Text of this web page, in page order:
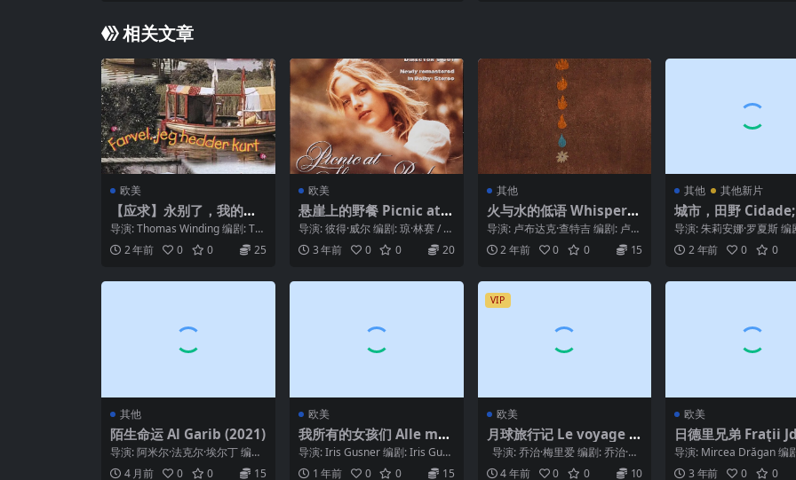
相关文章
欧美
【应求】永别了，我的名
字是库尔特 Farvel, jeg h
edder Kurt (1969)
导演: Thomas Winding 编剧: Th
omas Winding 主演...
2 年前 0 0 25
欧美
悬崖上的野餐 Picnic at
Hanging Rock (1975)
导演: 彼得·威尔 编剧: 琼·林赛 / 克
利夫·格林 主演: 瑞秋·罗伯茨 /...
3 年前 0 0 20
其他
火与水的低语 Whispers.
of.Fire.and.Water.2023
导演: 卢布达克·查特吉 编剧: 卢布
达克·查特吉 主演: Rohini Cha...
2 年前 0 0 15
其他 其他新片
城市，田野
po (2024)
导演: 朱莉安娜·罗夏斯 编
安娜·罗夏斯 主演:
2 年前 0 0
其他
陌生命运 Al Garib (2021)
导演: 阿米尔·法克尔·埃尔丁 编
剧: 阿米尔·法克尔·埃尔丁 主
4 月前 0 0 15
欧美
我所有的女孩们 Alle mei
ne Mädchen (1980)
导演: Iris Gusner 编剧: Iris Gusn
er 类型: 剧情 制...
1 年前 0 0 15
VIP
欧美
月球旅行记 Le voyage d
ans la lune (1902)
导演: 乔治·梅里爱 编剧: 乔治·梅
里爱 / 赫伯特·乔治·威尔...
4 年前 0 0 10
欧美
日德里兄弟 Fraţii
(1973)
导演: Mircea Drăgan 编
tantin Mitru 类...
3 年前 0 0